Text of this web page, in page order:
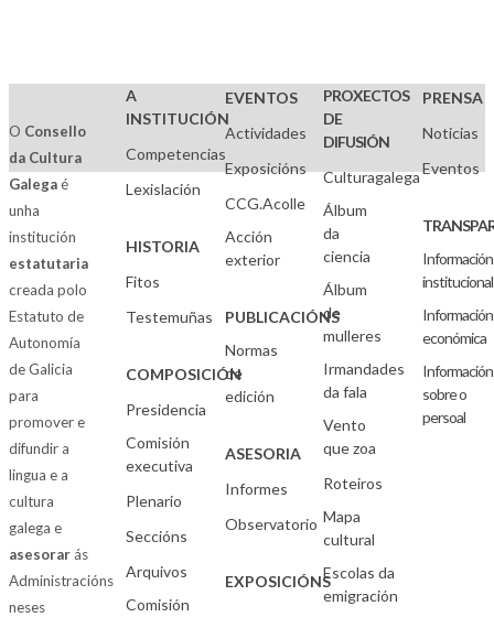
O Consello
da Cultura
Galegaé
unha
institución
estatutaria
creada polo
Estatuto de
Autonomía
de Galicia
para
promover e
difundir a
lingua e a
cultura
galega e
asesorarás
Administracións
neses
A
INSTITUCIÓN
Competencias
Lexislación
HISTORIA
Fitos
Testemuñas
COMPOSICIÓN
Presidencia
Comisión
executiva
Plenario
Seccións
Arquivos
Comisión
EVENTOS
Actividades
Exposicións
CCG.Acolle
Acción
exterior
PUBLICACIÓNS
Normas
de
edición
ASESORIA
Informes
Observatorio
EXPOSICIÓNS
PROXECTOS
DE
DIFUSIÓN
Culturagalega
Álbum
da
ciencia
Álbum
de
mulleres
Irmandades
da fala
Vento
que zoa
Roteiros
Mapa
cultural
Escolas da
emigración
PRENSA
Noticias
Eventos
Información
institucional
Información
económica
Información
sobre o
persoal